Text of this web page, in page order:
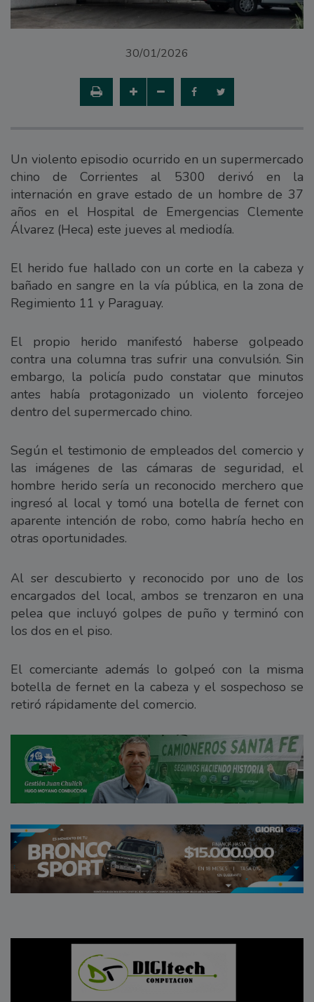
30/01/2026
Un violento episodio ocurrido en un supermercado
chino de Corrientes al 5300 derivó en la
internación en grave estado de un hombre de 37
años en el Hospital de Emergencias Clemente
Álvarez (Heca) este jueves al mediodía.
El herido fue hallado con un corte en la cabeza y
bañado en sangre en la vía pública, en la zona de
Regimiento 11 y Paraguay.
El propio herido manifestó haberse golpeado
contra una columna tras sufrir una convulsión. Sin
embargo, la policía pudo constatar que minutos
antes había protagonizado un violento forcejeo
dentro del supermercado chino.
Según el testimonio de empleados del comercio y
las imágenes de las cámaras de seguridad, el
hombre herido sería un reconocido merchero que
ingresó al local y tomó una botella de fernet con
aparente intención de robo, como habría hecho en
otras oportunidades.
Al ser descubierto y reconocido por uno de los
encargados del local, ambos se trenzaron en una
pelea que incluyó golpes de puño y terminó con
los dos en el piso.
El comerciante además lo golpeó con la misma
botella de fernet en la cabeza y el sospechoso se
retiró rápidamente del comercio.